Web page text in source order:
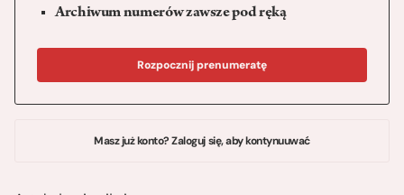
Archiwum numerów zawsze pod ręką
Rozpocznij prenumeratę
Masz już konto? Zaloguj się, aby kontynuuwać